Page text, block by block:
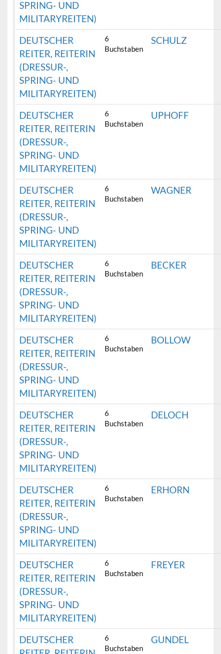
SPRING- UND
MILITARYREITEN)
DEUTSCHER
REITER, REITERIN
(DRESSUR-,
SPRING- UND
MILITARYREITEN)
6
Buchstaben
SCHULZ
DEUTSCHER
REITER, REITERIN
(DRESSUR-,
SPRING- UND
MILITARYREITEN)
6
Buchstaben
UPHOFF
DEUTSCHER
REITER, REITERIN
(DRESSUR-,
SPRING- UND
MILITARYREITEN)
6
Buchstaben
WAGNER
DEUTSCHER
REITER, REITERIN
(DRESSUR-,
SPRING- UND
MILITARYREITEN)
6
Buchstaben
BECKER
DEUTSCHER
REITER, REITERIN
(DRESSUR-,
SPRING- UND
MILITARYREITEN)
6
Buchstaben
BOLLOW
DEUTSCHER
REITER, REITERIN
(DRESSUR-,
SPRING- UND
MILITARYREITEN)
6
Buchstaben
DELOCH
DEUTSCHER
REITER, REITERIN
(DRESSUR-,
SPRING- UND
MILITARYREITEN)
6
Buchstaben
ERHORN
DEUTSCHER
REITER, REITERIN
(DRESSUR-,
SPRING- UND
MILITARYREITEN)
6
Buchstaben
FREYER
DEUTSCHER
6
Buchstaben
GUNDEL